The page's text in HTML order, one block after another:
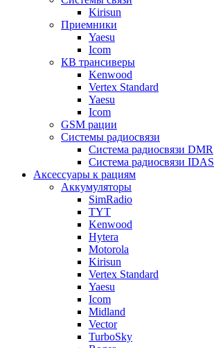
Kirisun
Приемники
Yaesu
Icom
КВ трансиверы
Kenwood
Vertex Standard
Yaesu
Icom
GSM рации
Системы радиосвязи
Система радиосвязи DMR
Система радиосвязи IDAS
Аксессуары к рациям
Аккумуляторы
SimRadio
TYT
Kenwood
Hytera
Motorola
Kirisun
Vertex Standard
Yaesu
Icom
Midland
Vector
TurboSky